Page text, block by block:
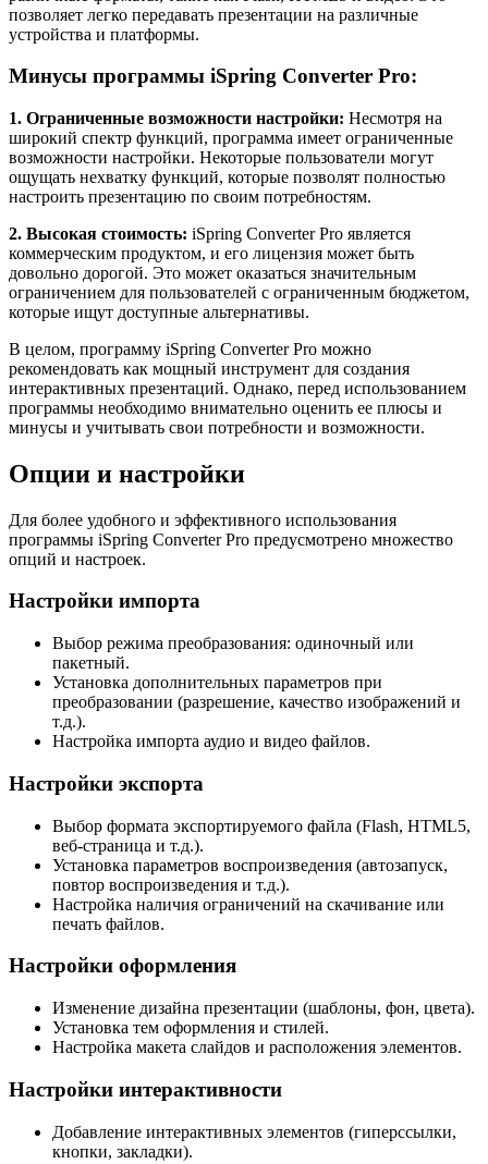
позволяет легко передавать презентации на различные
устройства и платформы.
Минусы программы iSpring Converter Pro:
1. Ограниченные возможности настройки: Несмотря на
широкий спектр функций, программа имеет ограниченные
возможности настройки. Некоторые пользователи могут
ощущать нехватку функций, которые позволят полностью
настроить презентацию по своим потребностям.
2. Высокая стоимость: iSpring Converter Pro является
коммерческим продуктом, и его лицензия может быть
довольно дорогой. Это может оказаться значительным
ограничением для пользователей с ограниченным бюджетом,
которые ищут доступные альтернативы.
В целом, программу iSpring Converter Pro можно
рекомендовать как мощный инструмент для создания
интерактивных презентаций. Однако, перед использованием
программы необходимо внимательно оценить ее плюсы и
минусы и учитывать свои потребности и возможности.
Опции и настройки
Для более удобного и эффективного использования
программы iSpring Converter Pro предусмотрено множество
опций и настроек.
Настройки импорта
Выбор режима преобразования: одиночный или
пакетный.
Установка дополнительных параметров при
преобразовании (разрешение, качество изображений и
т.д.).
Настройка импорта аудио и видео файлов.
Настройки экспорта
Выбор формата экспортируемого файла (Flash, HTML5,
веб-страница и т.д.).
Установка параметров воспроизведения (автозапуск,
повтор воспроизведения и т.д.).
Настройка наличия ограничений на скачивание или
печать файлов.
Настройки оформления
Изменение дизайна презентации (шаблоны, фон, цвета).
Установка тем оформления и стилей.
Настройка макета слайдов и расположения элементов.
Настройки интерактивности
Добавление интерактивных элементов (гиперссылки,
кнопки, закладки).